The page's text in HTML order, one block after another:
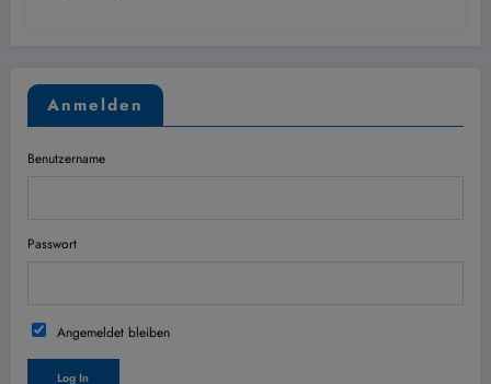
Anmelden
Benutzername
Passwort
Angemeldet bleiben